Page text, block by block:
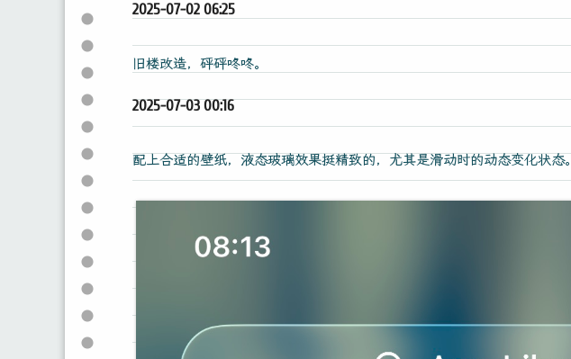
2025-07-02 06:25
旧楼改造，砰砰咚咚。
2025-07-03 00:16
配上合适的壁纸，液态玻璃效果挺精致的，尤其是滑动时的动态变化状态。